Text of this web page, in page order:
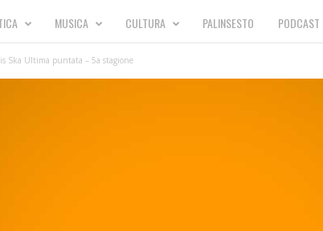
MUSICA CULTURA PALINSESTO PODCAST
Ska Ultima puntata – 5a stagione